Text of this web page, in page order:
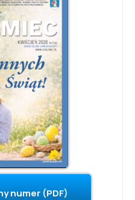
numer (PDF)